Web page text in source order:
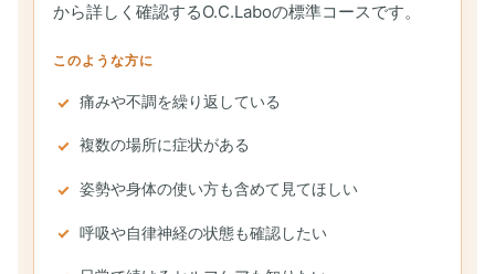
から詳しく確認するO.C.Laboの標準コースです。
このような方に
痛みや不調を繰り返している
複数の場所に症状がある
姿勢や身体の使い方も含めて見てほしい
呼吸や自律神経の状態も確認したい